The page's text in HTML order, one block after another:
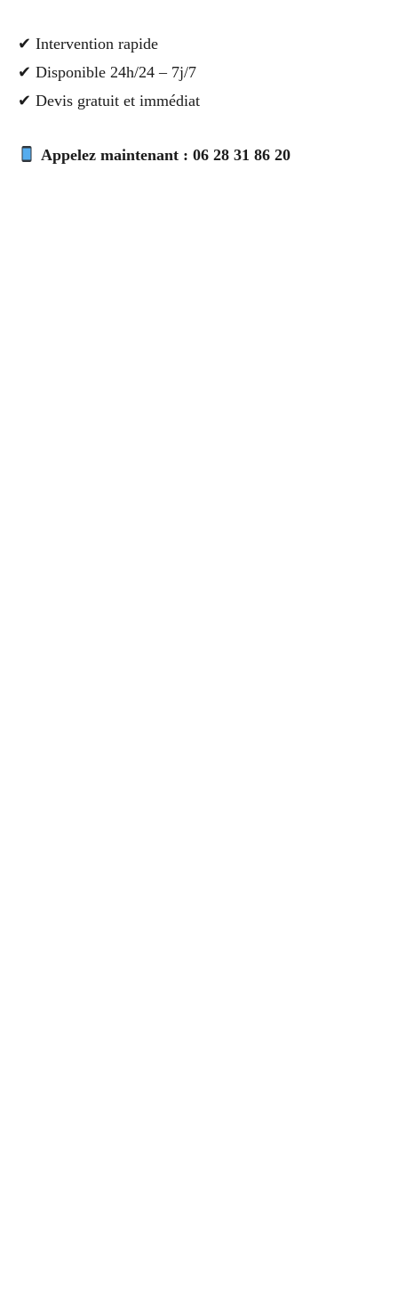
✔ Intervention rapide
✔ Disponible 24h/24 – 7j/7
✔ Devis gratuit et immédiat
Appelez maintenant : 06 28 31 86 20